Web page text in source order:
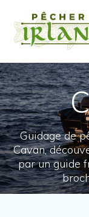
Guidage de
Cavan,
par un guide